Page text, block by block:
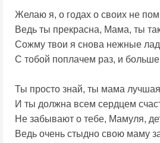
Желаю я, о годах о своих не
Ведь ты прекрасна, Мама, ты
Сожму твои я снова нежные
С тобой поплачем раз, и больше
Ты просто знай, ты мама лучшая
И ты должна всем сердцем
Не забывают о тебе, Мамуля,
Ведь очень стыдно свою маму